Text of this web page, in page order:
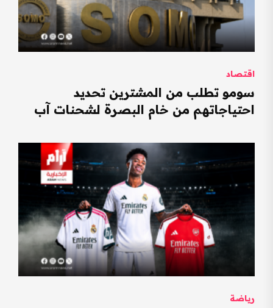
اقتصاد
سومو تطلب من المشترين تحديد
احتياجاتهم من خام البصرة لشحنات آب
رياضة